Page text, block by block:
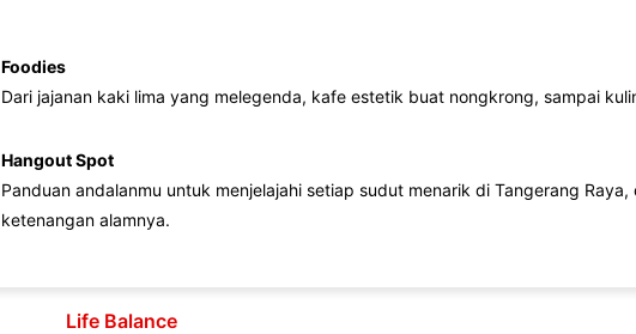
Foodies
Dari jajanan kaki lima yang melegenda, kafe estetik buat nongkrong, sampai
Hangout Spot
Panduan andalanmu untuk menjelajahi setiap sudut menarik di Tangerang
ketenangan alamnya.
Life Balance